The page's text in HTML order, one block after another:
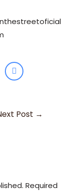
Post →
Required